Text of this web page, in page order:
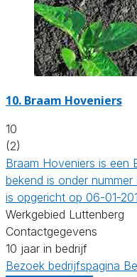
10. Braam Hoveniers
10
(2)
Braam Hoveniers is een
bekend is onder
is opgericht op 06-01-
Werkgebied Luttenberg
Contactgegevens
10 jaar in bedrijf
Bezoek bedrijfspagina